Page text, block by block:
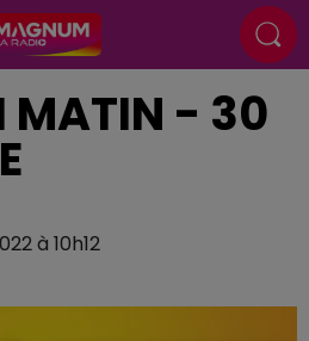
MATIN - 30
à 10h12